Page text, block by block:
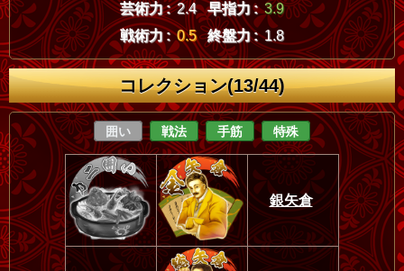
芸術力 : 2.4 早指力 : 3.9
戦術力 : 0.5 終盤力 : 1.8
コレクション(13/44)
囲い 戦法 手筋 特殊
銀矢倉